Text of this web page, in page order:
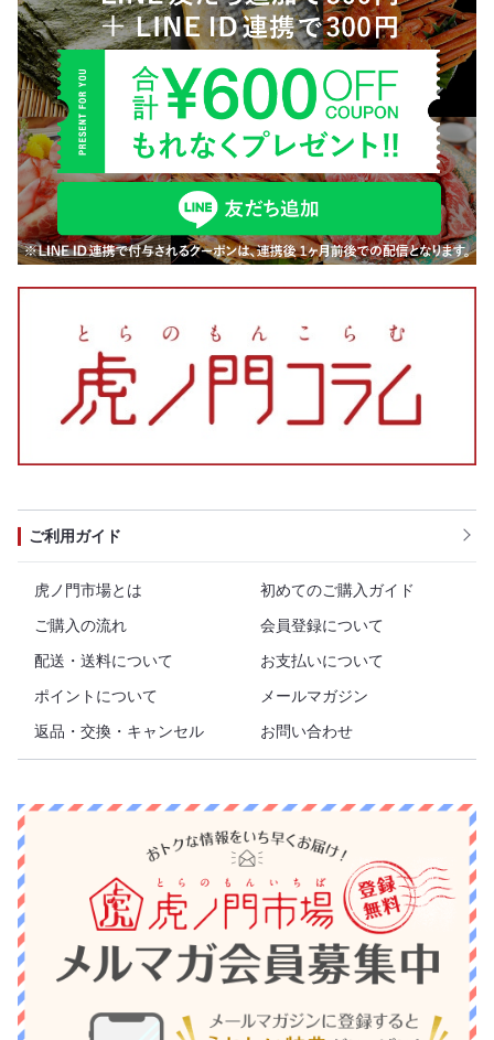
ご利用ガイド
虎ノ門市場とは
初めてのご購入ガイド
ご購入の流れ
会員登録について
配送・送料について
お支払いについて
ポイントについて
メールマガジン
返品・交換・キャンセル
お問い合わせ